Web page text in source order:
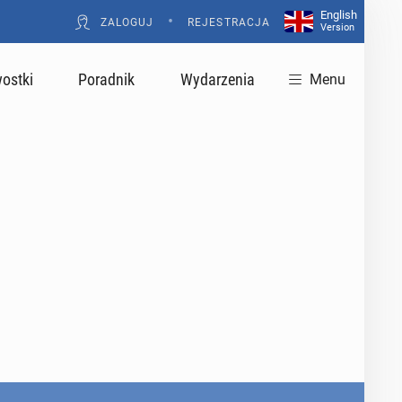
ZALOGUJ • REJESTRACJA
English
Version
Poradnik Wydarzenia Menu